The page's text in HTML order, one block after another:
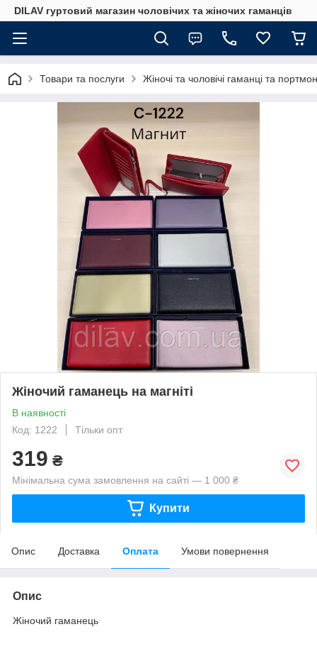
DILAV гуртовий магазин чоловічих та жіночих гаманців
Товари та послуги Жіночі та чоловічі гаманці та
Жіночий гаманець на магніті
В наявності
Код: 1222
Тільки опт
319 ₴
Мінімальна сума замовлення на сайті — 1 000 ₴
Купити
Опис Доставка Оплата Умови повернення
Опис
Жіночий гаманець